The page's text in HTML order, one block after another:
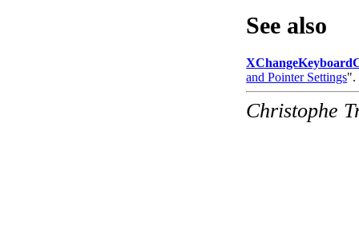
See also
and Pointer Settings".
Christophe